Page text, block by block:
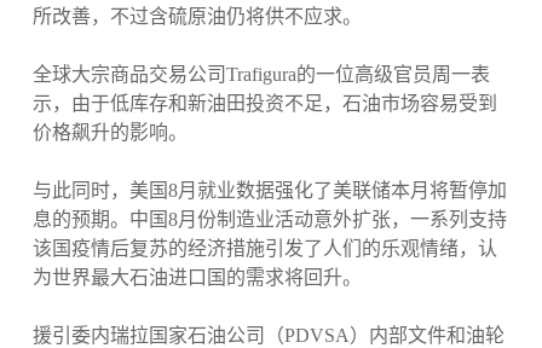
所改善，不过含硫原油仍将供不应求。
全球大宗商品交易公司Trafigura的一位高级官员周一表
示，由于低库存和新油田投资不足，石油市场容易受到
价格飙升的影响。
与此同时，美国8月就业数据强化了美联储本月将暂停加
息的预期。中国8月份制造业活动意外扩张，一系列支持
该国疫情后复苏的经济措施引发了人们的乐观情绪，认
为世界最大石油进口国的需求将回升。
援引委内瑞拉国家石油公司（PDVSA）内部文件和油轮